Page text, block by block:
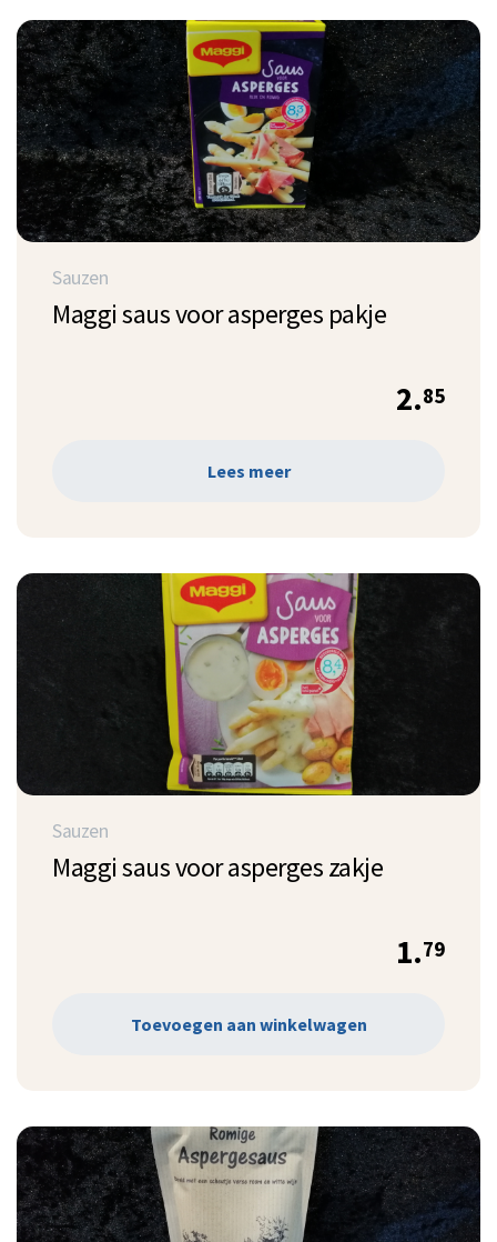
Sauzen
Maggi saus voor asperges pakje
2.85
Lees meer
Sauzen
Maggi saus voor asperges zakje
1.79
Toevoegen aan winkelwagen